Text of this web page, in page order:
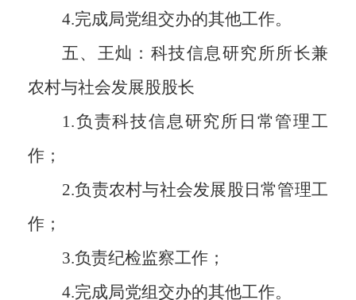
4.完成局党组交办的其他工作。
五、王灿：科技信息研究所所长兼
农村与社会发展股股长
1.负责科技信息研究所日常管理工
作；
2.负责农村与社会发展股日常管理工
作；
3.负责纪检监察工作；
4.完成局党组交办的其他工作。